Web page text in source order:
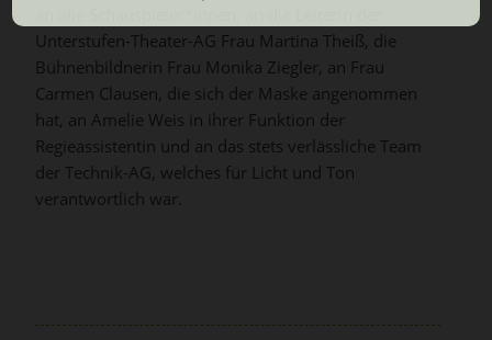
Unterstufen-Theater-AG Frau Martina Theiß, die
Bühnenbildnerin Frau Monika Ziegler, an Frau
Carmen Clausen, die sich der Maske angenommen
hat, an Amelie Weis in ihrer Funktion der
Regieassistentin und an das stets verlässliche Team
der Technik-AG, welches für Licht und Ton
verantwortlich war.